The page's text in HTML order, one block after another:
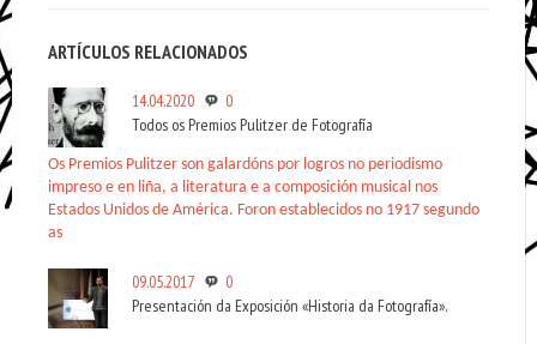
ARTÍCULOS RELACIONADOS
14.04.2020
0
Todos os Premios Pulitzer de Fotografía
Os Premios Pulitzer son galardóns por logros no periodismo
impreso e en liña, a literatura e a composición musical nos
Estados Unidos de América. Foron establecidos no 1917 segundo
as
09.05.2017
0
Presentación da Exposición «Historia da Fotografía».